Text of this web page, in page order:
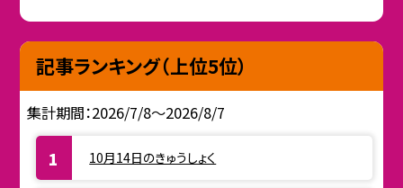
記事ランキング（上位5位）
集計期間：2026/7/8～2026/8/7
10月14日のきゅうしょく